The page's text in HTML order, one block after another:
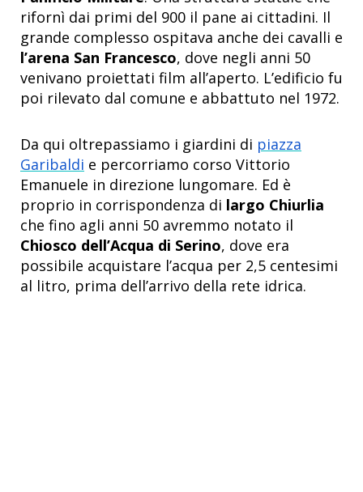
rifornì dai primi del 900 il pane ai cittadini. Il
grande complesso ospitava anche dei cavalli e
l’arena San Francesco, dove negli anni 50
venivano proiettati film all’aperto. L’edificio fu
poi rilevato dal comune e abbattuto nel 1972.
Da qui oltrepassiamo i giardini di piazza
Garibaldi e percorriamo corso Vittorio
Emanuele in direzione lungomare. Ed è
proprio in corrispondenza di largo Chiurlia
che fino agli anni 50 avremmo notato il
Chiosco dell’Acqua di Serino, dove era
possibile acquistare l’acqua per 2,5 centesimi
al litro, prima dell’arrivo della rete idrica.